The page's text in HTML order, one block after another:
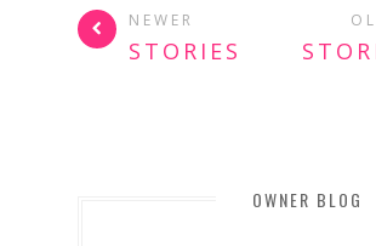
NEWER
STORIES
OWNER BLOG